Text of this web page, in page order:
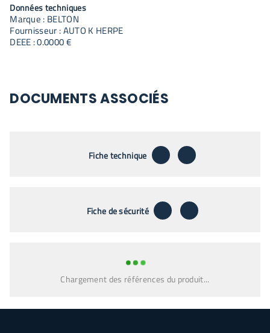
Données techniques
Marque : BELTON
Fournisseur : AUTO K HERPE
DEEE : 0.0000 €
DOCUMENTS ASSOCIÉS
Fiche technique téléchargerenvoyer par
Fiche de sécurité téléchargerenvoyer par
Chargement des références du produit...